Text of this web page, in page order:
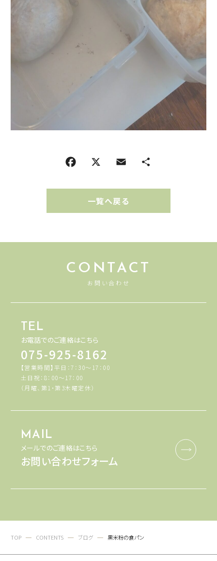
一覧へ戻る
CONTACT
お問い合わせ
TEL
お電話でのご連絡はこちら
075-925-8162
【営業時間】平日：7：30～17：00
土日祝：8：00～17：00
（月曜、第1・第3木曜定休）
MAIL
メールでのご連絡はこちら
お問い合わせフォーム
TOP CONTENTS ブログ 黒米粉の食パン